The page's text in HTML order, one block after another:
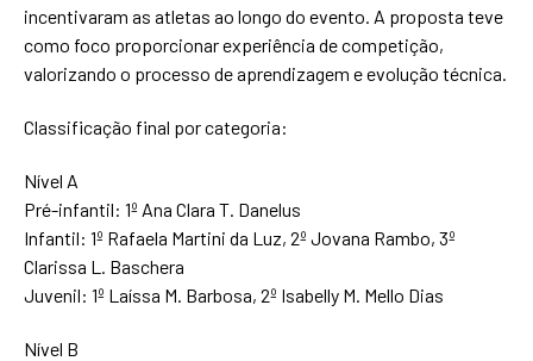
incentivaram as atletas ao longo do evento. A proposta teve
como foco proporcionar experiência de competição,
valorizando o processo de aprendizagem e evolução técnica.
Classificação final por categoria:
Nível A
Pré-infantil: 1º Ana Clara T. Danelus
Infantil: 1º Rafaela Martini da Luz, 2º Jovana Rambo, 3º
Clarissa L. Baschera
Juvenil: 1º Laíssa M. Barbosa, 2º Isabelly M. Mello Dias
Nível B